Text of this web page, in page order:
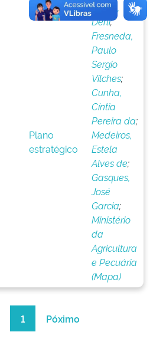
Plano
estratégico
Dossa,
Derli;
Fresneda,
Paulo
Sergio
Vilches;
Cunha,
Cíntia
Pereira da;
Medeiros,
Estela
Alves de;
Gasques,
José
Garcia;
Ministério
da
Agricultura
e Pecuária
(Mapa)
1 Póximo